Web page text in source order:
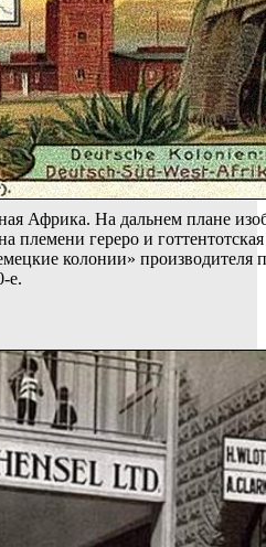
Африка. На дальнем плане
племени гереро и
колонии»
е.